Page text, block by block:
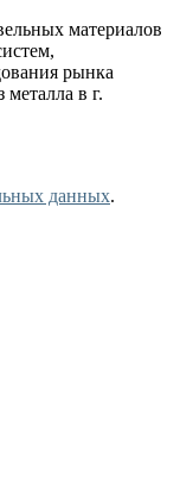
материалов
рынка
в г.
данных.